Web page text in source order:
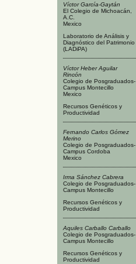
Víctor García-Gaytán
El Colegio de Michoacán,
A.C.
Mexico
Laboratorio de Análisis y
Diagnóstico del Patrimonio
(LADiPA)
Víctor Heber Aguilar
Rincón
Colegio de Posgraduados-
Campus Montecillo
Mexico
Recursos Genéticos y
Productividad
Fernando Carlos Gómez
Merino
Colegio de Posgraduados-
Campus Cordoba
Mexico
Irma Sánchez Cabrera
Colegio de Posgraduados-
Campus Montecillo
Recursos Genéticos y
Productividad
Aquiles Carballo Carballo
Colegio de Posgraduados-
Campus Montecillo
Recursos Genéticos y
Productividad